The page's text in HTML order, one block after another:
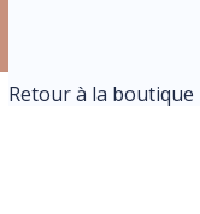
Retour à la boutique